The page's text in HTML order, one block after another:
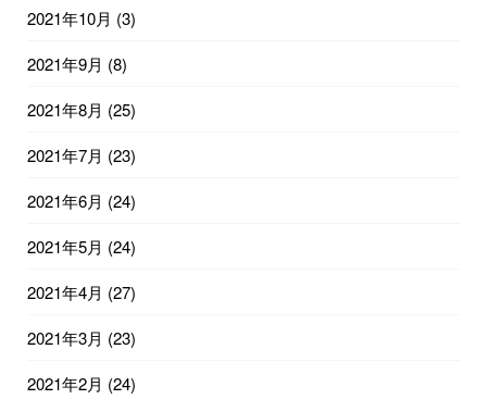
2021年10月 (3)
2021年9月 (8)
2021年8月 (25)
2021年7月 (23)
2021年6月 (24)
2021年5月 (24)
2021年4月 (27)
2021年3月 (23)
2021年2月 (24)